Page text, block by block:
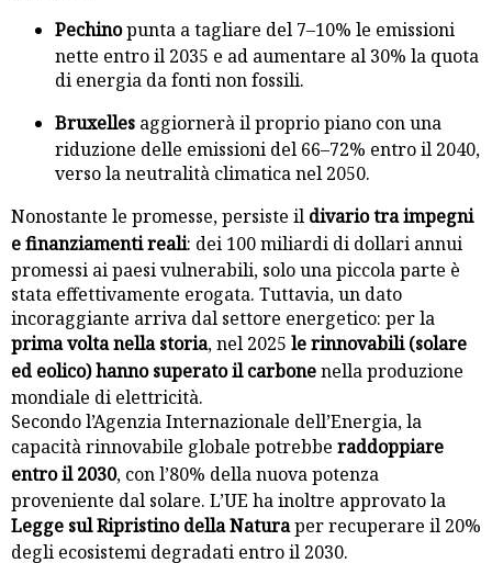
Pechinopunta a tagliare del 7–10% le emissioni
nette entro il 2035 e ad aumentare al 30% la quota
di energia da fonti non fossili.
Bruxelles aggiornerà il proprio piano con una
riduzione delle emissioni del 66–72% entro il 2040,
verso la neutralità climatica nel 2050.
Nonostante le promesse, persiste il divario tra impegni
e finanziamenti reali: dei 100 miliardi di dollari annui
promessi ai paesi vulnerabili, solo una piccola parte è
stata effettivamente erogata. Tuttavia, un dato
incoraggiante arriva dal settore energetico: per la
prima volta nella storia, nel 2025 le rinnovabili (solare
ed eolico) hanno superato il carbonenella produzione
mondiale di elettricità.
Secondo l’Agenzia Internazionale dell’Energia, la
capacità rinnovabile globale potrebbe raddoppiare
entro il 2030, con l’80% della nuova potenza
proveniente dal solare. L’UE ha inoltre approvato la
Legge sul Ripristino della Naturaper recuperare il 20%
degli ecosistemi degradati entro il 2030.